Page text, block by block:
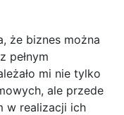
że biznes można
pełnym
mi nie tylko
ale przede
w realizacji ich